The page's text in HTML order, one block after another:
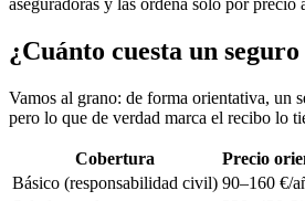
¿Cuánto cuesta un
Vamos al grano: de forma orientativa, un
pero lo que de verdad marca el recibo lo
Cobertura Precio
Básico (responsabilidad civil) 90–160 €/